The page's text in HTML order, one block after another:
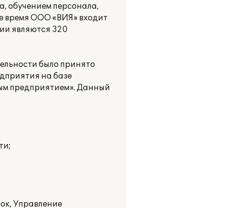
обучением персонала,
время ООО «ВИЯ» входит
являются 320
было принято
на базе
предприятием». Данный
Управление